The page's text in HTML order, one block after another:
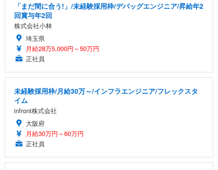
「まだ間に合う!」/未経験採用枠/デバッグエンジニア/昇給年2
回賞与年2回
株式会社小林
埼玉県
月給28万5,000円～50万円
正社員
未経験採用枠/月給30万～/インフラエンジニア/フレックスタ
イム
infront株式会社
大阪府
月給30万円～60万円
正社員